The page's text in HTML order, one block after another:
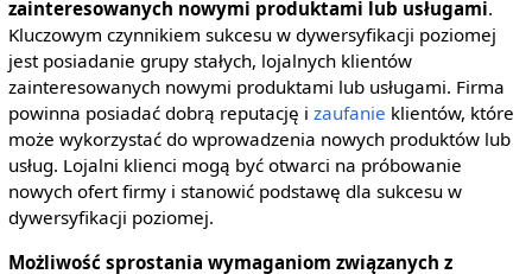
zainteresowanych nowymi produktami lub usługami.
Kluczowym czynnikiem sukcesu w dywersyfikacji poziomej
jest posiadanie grupy stałych, lojalnych klientów
zainteresowanych nowymi produktami lub usługami. Firma
powinna posiadać dobrą reputację i zaufanie klientów, które
może wykorzystać do wprowadzenia nowych produktów lub
usług. Lojalni klienci mogą być otwarci na próbowanie
nowych ofert firmy i stanowić podstawę dla sukcesu w
dywersyfikacji poziomej.
Możliwość sprostania wymaganiom związanych z